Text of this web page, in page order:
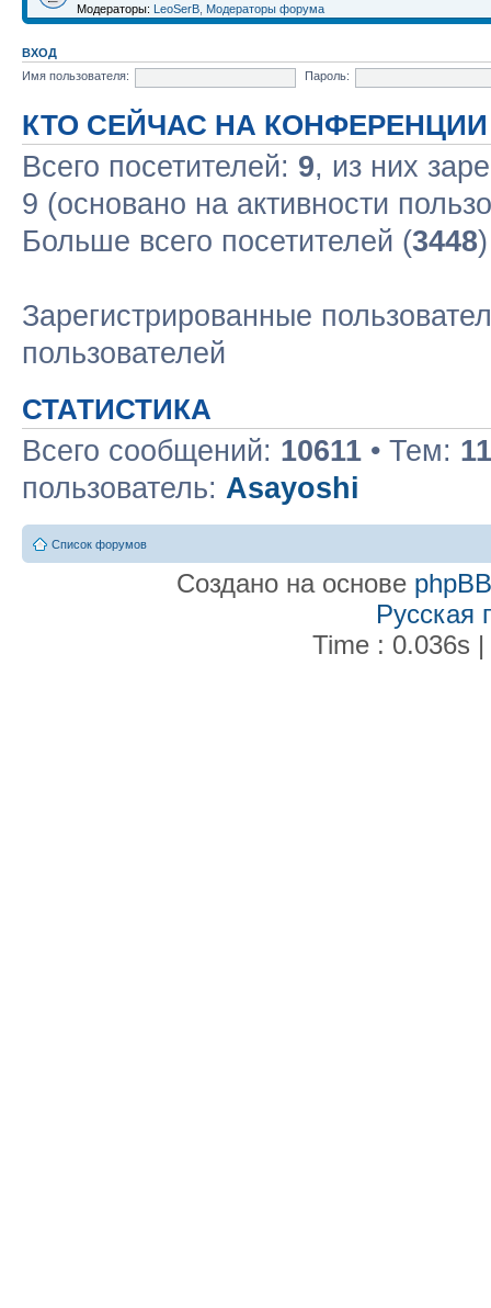
Модераторы: LeoSerB Модераторы форума
ВХОД
Имя пользователя:
Пароль:
КТО СЕЙЧАС НА КОНФЕРЕНЦИИ
Всего посетителей: 9, из них
9 (основано на активности
Больше всего посетителей (3448
Зарегистрированные
пользователей
СТАТИСТИКА
Всего сообщений: 10611 • Тем:
пользователь: Asayoshi
Список форумов
Создано на основе phpBB
Русская
Time : 0.036s